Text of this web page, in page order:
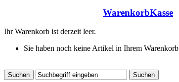
WarenkorbKasse
Ihr Warenkorb ist derzeit leer.
Sie haben noch keine Artikel in Ihrem Warenkorb